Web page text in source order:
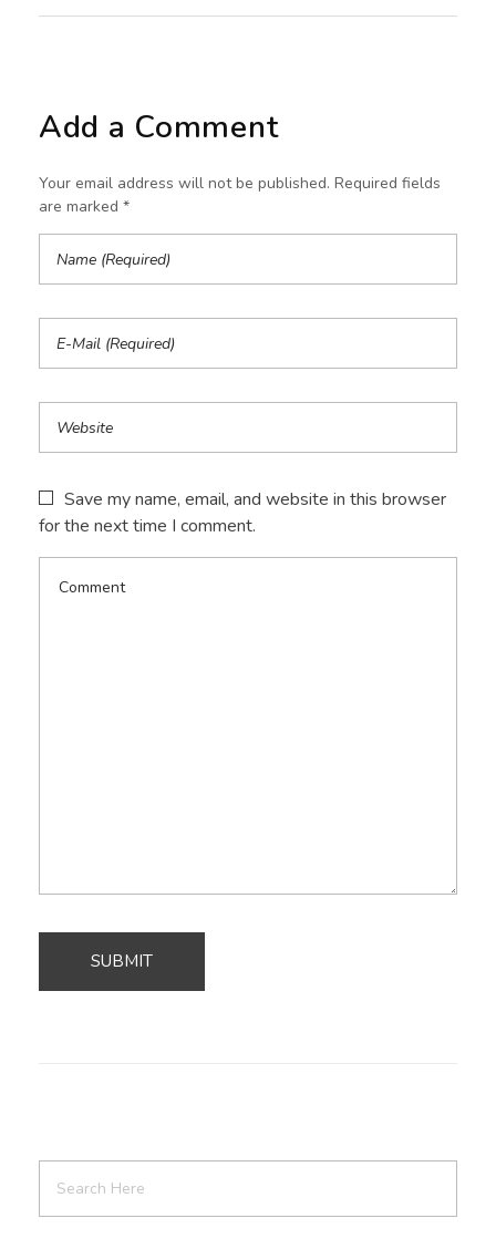
Add a Comment
Your email address will not be published. Required fields
are marked *
Save my name, email, and website in this browser
for the next time I comment.